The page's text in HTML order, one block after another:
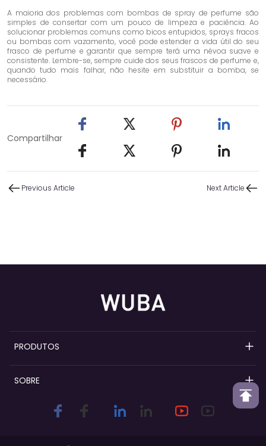
A maioria dos problemas com bombas de spray de perfume são
simples de consertar com um pouco de limpeza e paciência. Ao
solucionar problemas comuns como bicos entupidos, sprays fracos
ou bombas com vazamento, você pode estender a vida útil do seu
frasco de perfume e garantir que sempre terá uma névoa suave e
consistente. Lembre-se, sempre cuide dos seus frascos de perfume e,
quando tudo mais falhar, não hesite em substituir a bomba, se
necessário.
Compartilhar
Previous Article Next Article
PRODUTOS
SOBRE
Visão geral do Wuba